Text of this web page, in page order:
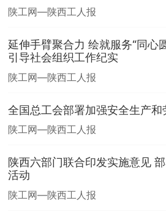
陕工网—陕西工人报
延伸手臂聚合力 绘就服务“同
引导社会组织工作纪实
陕工网—陕西工人报
全国总工会部署加强安全生产
陕工网—陕西工人报
陕西六部门联合印发实施意见
活动
陕工网—陕西工人报